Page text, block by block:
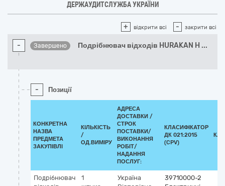
ДЕРЖАУДИТСЛУЖБА УКРАЇНИ
+ відкрити всі - закрити всі
- Завершено Подрібнювач відходів HURAKAN H ...
- Позиції
КОНКРЕТНА
НАЗВА
ПРЕДМЕТА
ЗАКУПІВЛІ
КІЛЬКІСТЬ
/
ОД.ВИМІРУ
АДРЕСА
ДОСТАВКИ /
СТРОК
ПОСТАВКИ/
ВИКОНАННЯ
РОБІТ/
НАДАННЯ
ПОСЛУГ:
КЛАСИФІКАТОР
ДК 021:2015
(CPV)
Подрібнювач
1
Україна
39710000-2